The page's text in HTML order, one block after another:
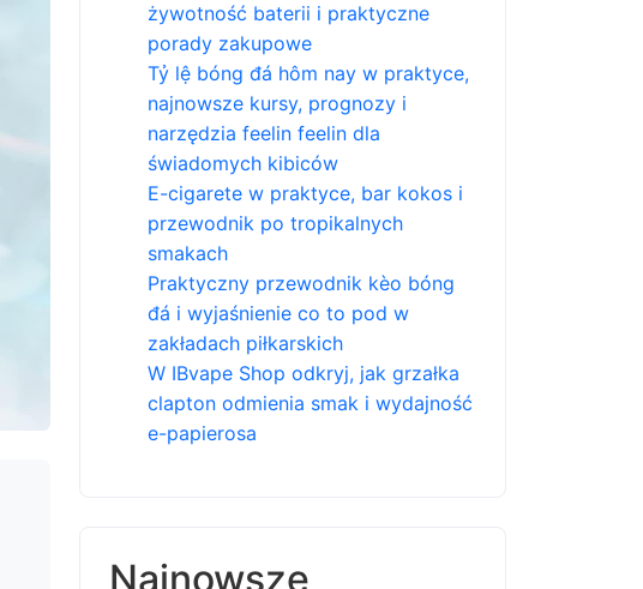
żywotność baterii i praktyczne
porady zakupowe
Tỷ lệ bóng đá hôm nay w praktyce,
najnowsze kursy, prognozy i
narzędzia feelin feelin dla
świadomych kibiców
E-cigarete w praktyce, bar kokos i
przewodnik po tropikalnych
smakach
Praktyczny przewodnik kèo bóng
đá i wyjaśnienie co to pod w
zakładach piłkarskich
W IBvape Shop odkryj, jak grzałka
clapton odmienia smak i wydajność
e-papierosa
Najnowsze